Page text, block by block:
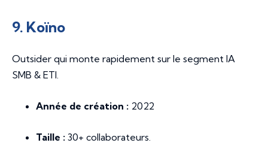
9. Koïno
Outsider qui monte rapidement sur le segment IA
SMB & ETI.
Année de création : 2022
Taille : 30+ collaborateurs.